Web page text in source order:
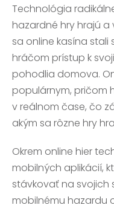
Technológia
hazardné hry hrajú a
sa online kasína
hráčom prístup k
pohodlia domova.
populárnym, pričom
v reálnom čase, čo
akým sa rôzne hry
Okrem online hier
mobilných aplikácií,
stávkovať na svojich
mobilnému hazardu